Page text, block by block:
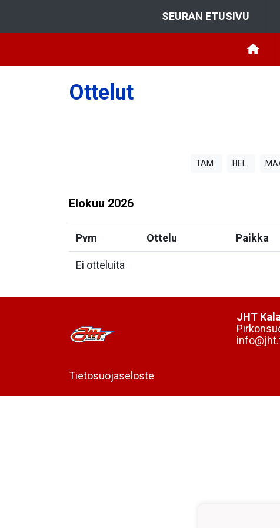
SEURAN ETUSIVU
Ottelut
TAM HEL
Elokuu 2026
Pvm Ottelu Paikka
Ei otteluita
Tietosuojaseloste
JHT